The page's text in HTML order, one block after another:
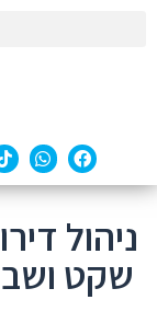
ניהול
שקט